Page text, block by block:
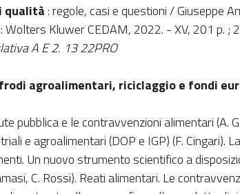
qualità: regole, casi e questioni / Giuseppe
Wolters Kluwer CEDAM, 2022. - XV, 201 p. ;
A E 2. 13 22PRO
agroalimentari, riciclaggio e fondi
pubblica e le contravvenzioni alimentari (A.
e agroalimentari (DOP e IGP) (F. Cingari).
Un nuovo strumento scientifico a
C. Rossi). Reati alimentari. Le